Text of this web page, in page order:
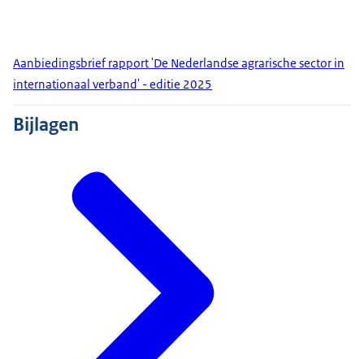
Aanbiedingsbrief rapport 'De Nederlandse agrarische sector in
internationaal verband' - editie 2025
Bijlagen